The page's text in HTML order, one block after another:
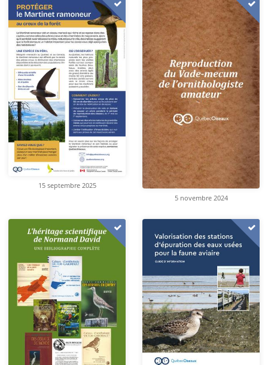
15 septembre 2025
5 novembre 2024